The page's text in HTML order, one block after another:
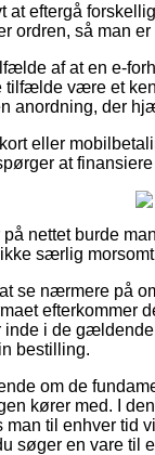
at eftergå
ordren, så man
af at en e-
være et
anordning, der
eller
at
nettet burde
særlig
se nærmere på
efterkommer
inde i de
bestilling.
om de
kører med. I
til enhver tid
søger en vare til